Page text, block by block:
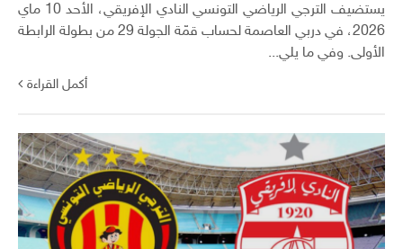
يستضيف الترجي الرياضي التونسي النادي الإفريقي، الأحد 10 ماي
2026، في دربي العاصمة لحساب قمّة الجولة 29 من بطولة الرابطة
الأولى. وفي ما يلي...
أكمل القراءة